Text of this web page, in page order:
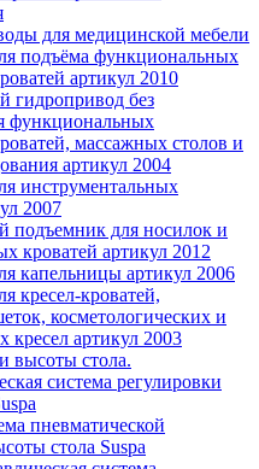
для медицинской мебели
подъёма функциональных
артикул 2010
гидропривод без
функциональных
массажных столов и
артикул 2004
инструментальных
2007
подъемник для носилок и
кроватей артикул 2012
капельницы артикул 2006
кресел-кроватей,
косметологических и
кресел артикул 2003
высоты стола.
система регулировки
пневматической
стола Suspa